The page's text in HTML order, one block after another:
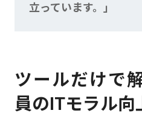
立っています。」
ツールだけで
員のITモラル向